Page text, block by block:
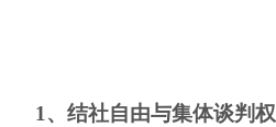
1 、结社自由与集体谈判权